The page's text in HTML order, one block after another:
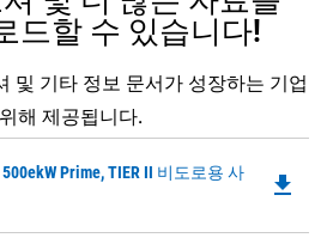
드할 수 있습니다!
및 기타 정보 문서가 성장하는 기업
해 제공됩니다.
500ekW Prime, TIER II 비도로용 사
file_download